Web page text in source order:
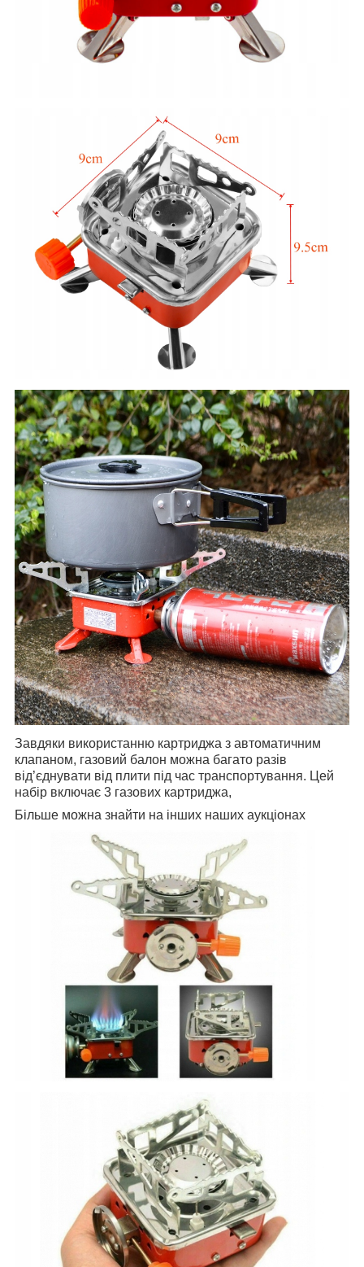
Завдяки використанню картриджа з автоматичним
клапаном, газовий балон можна багато разів
від’єднувати від плити під час транспортування. Цей
набір включає 3 газових картриджа,
Більше можна знайти на інших наших аукціонах